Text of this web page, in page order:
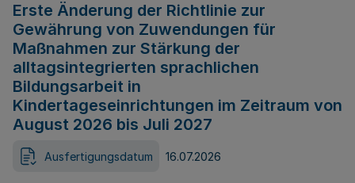
Erste Änderung der Richtlinie zur
Gewährung von Zuwendungen für
Maßnahmen zur Stärkung der
alltagsintegrierten sprachlichen
Bildungsarbeit in
Kindertageseinrichtungen im Zeitraum von
August 2026 bis Juli 2027
Ausfertigungsdatum 16.07.2026